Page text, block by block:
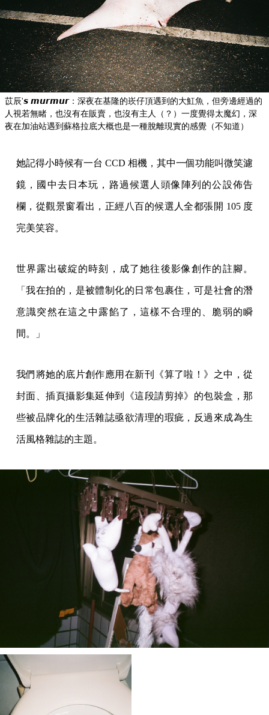
苡辰'𝙨 𝙢𝙪𝙧𝙢𝙪𝙧：深夜在基隆的崁仔頂遇到的大魟魚，但旁邊經過的
人視若無睹，也沒有在販賣，也沒有主人（？）一度覺得太魔幻，深
夜在加油站遇到蘇格拉底大概也是一種脫離現實的感覺（不知道）
她記得小時候有一台 CCD 相機，其中一個功能叫微笑濾
鏡，國中去日本玩，路過候選人頭像陣列的公設佈告
欄，從觀景窗看出，正經八百的候選人全都張開 105 度
完美笑容。
世界露出破綻的時刻，成了她往後影像創作的註腳。
「我在拍的，是被體制化的日常包裹住，可是社會的潛
意識突然在這之中露餡了，這樣不合理的、脆弱的瞬
間。」
我們將她的底片創作應用在新刊《算了啦！》之中，從
封面、插頁攝影集延伸到《這段請剪掉》的包裝盒，那
些被品牌化的生活雜誌亟欲清理的瑕疵，反過來成為生
活風格雜誌的主題。